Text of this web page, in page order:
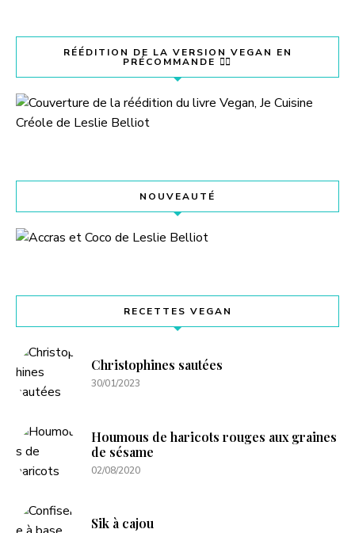
RÉÉDITION DE LA VERSION VEGAN EN
PRÉCOMMANDE 👇🏽
NOUVEAUTÉ
RECETTES VEGAN
Christophines sautées
30/01/2023
Houmous de haricots rouges aux graines
de sésame
02/08/2020
Sik à cajou